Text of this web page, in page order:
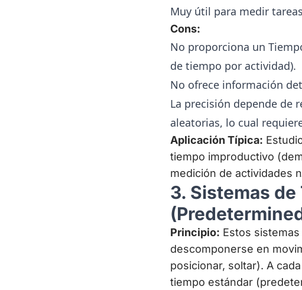
Muy útil para medir
Cons:
No proporciona un
de tiempo por actividad).
No ofrece información
La precisión depende de
aleatorias, lo cual
Aplicación Típica:
tiempo improductivo
medición de actividades
3. Sistemas
Principio: Estos
descomponerse en
posicionar, soltar). A
tiempo estándar